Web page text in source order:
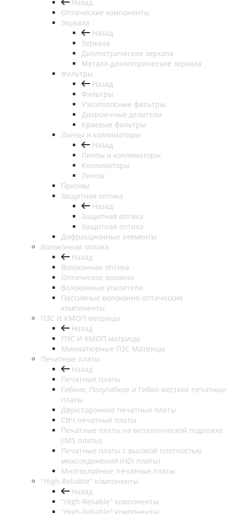
Назад
Оптические компоненты
Зеркала
Назад
Зеркала
Диэлектрические зеркала
Металл-диэлектрические зеркала
Фильтры
Назад
Фильтры
Узкополосные фильтры
Дихроичные делители
Краевые фильтры
Линзы и коллиматоры
Назад
Линзы и коллиматоры
Коллиматоры
Линзы
Призмы
Защитная оптика
Назад
Защитная оптика
Защитная оптика
Дифракционные элементы
Волоконная оптика
Назад
Волоконная оптика
Оптическое волокно
Волоконные усилители
Пассивные волоконно-оптические
компоненты
ПЗС И КМОП матрицы
Назад
ПЗС И КМОП матрицы
Миниатюрные ПЗС Матрицы
Печатные платы
Назад
Печатные платы
Гибкие, Полугибкие и Гибко-жёсткие печатные
платы
Двухсторонние печатные платы
СВЧ печатные платы
Печатные платы на металлической подложке
(IMS платы)
Печатные платы с высокой плотностью
межсоединений (HDI платы)
Многослойные печатные платы
"High-Reliable" компоненты
Назад
"High-Reliable" компоненты
"High-Reliable" компоненты